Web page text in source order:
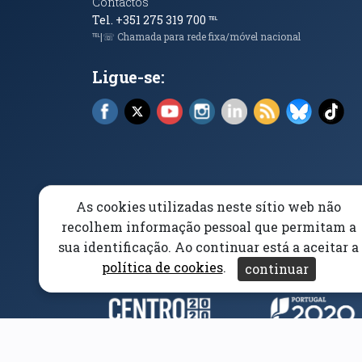
Tel. +351 275 319 700 ℡
℡|☏ Chamada para rede fixa/móvel nacional
Ligue-se:
Facebook (abre em nova janela)
X (abre em nova janela)
YouTube (abre em nova janela)
Instagram (abre em nova
LinkedIn (abre em
RSS (abre em
Bluesky
Acessibilidade Aviso/Privacidade Proteção
Parceiros e(abre em nova janela)
As cookies utilizadas neste sítio web não
recolhem informação pessoal que permitam a
sua identificação. Ao continuar está a aceitar a
política de cookies. continuar